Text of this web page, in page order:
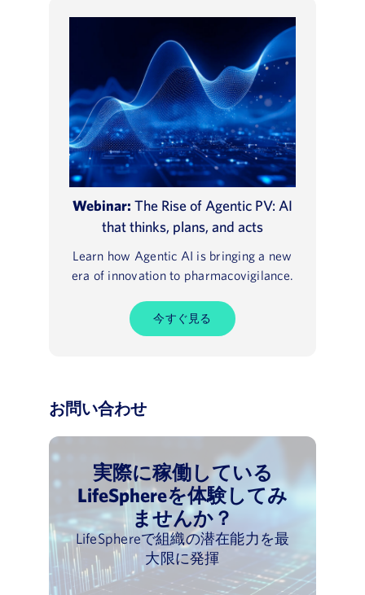
Webinar: The Rise of Agentic PV: AI
that thinks, plans, and acts
Learn how Agentic AI is bringing a new
era of innovation to pharmacovigilance.
今すぐ見る
お問い合わせ
実際に稼働している
LifeSphereを体験してみ
ませんか？
LifeSphereで組織の潜在能力を最
大限に発揮